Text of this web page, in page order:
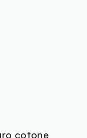
cotone